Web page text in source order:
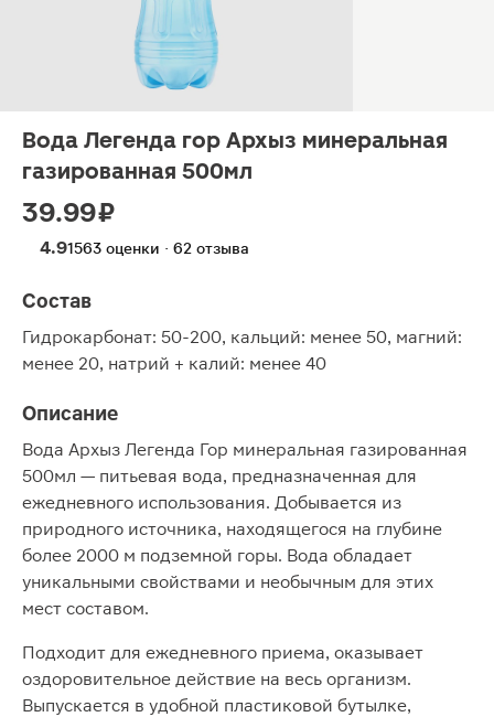
Вода Легенда гор Архыз минеральная
газированная 500мл
39.99 ₽
4.91563 оценки · 62 отзыва
Состав
Гидрокарбонат: 50-200, кальций: менее 50, магний:
менее 20, натрий + калий: менее 40
Описание
Вода Архыз Легенда Гор минеральная газированная
500мл — питьевая вода, предназначенная для
ежедневного использования. Добывается из
природного источника, находящегося на глубине
более 2000 м подземной горы. Вода обладает
уникальными свойствами и необычным для этих
мест составом.
Подходит для ежедневного приема, оказывает
оздоровительное действие на весь организм.
Выпускается в удобной пластиковой бутылке,